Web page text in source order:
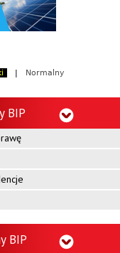
| Normalny
BIP
BIP